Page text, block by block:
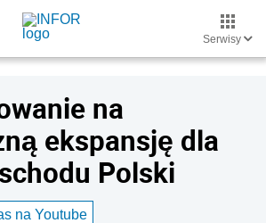
Serwisy
na
ekspansję dla
Polski
na Youtube